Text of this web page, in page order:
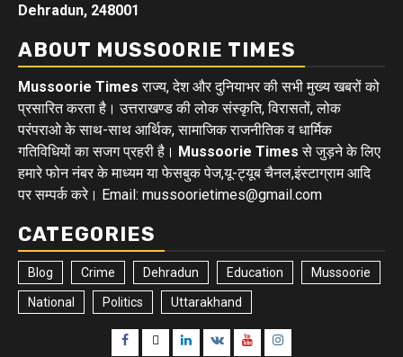
Dehradun, 248001
ABOUT MUSSOORIE TIMES
Mussoorie Times राज्य, देश और दुनियाभर की सभी मुख्य खबरों को
प्रसारित करता है। उत्तराखण्ड की लोक संस्कृति, विरासतों, लोक
परंपराओ के साथ-साथ आर्थिक, सामाजिक राजनीतिक व धार्मिक
गतिविधियों का सजग प्रहरी है। Mussoorie Times से जुड़ने के लिए
हमारे फोन नंबर के माध्यम या फेसबुक पेज,यू-ट्यूब चैनल,इंस्टाग्राम आदि
पर सम्पर्क करे। Email: mussoorietimes@gmail.com
CATEGORIES
Blog Crime Dehradun Education Mussoorie
National Politics Uttarakhand
Facebook
TwitterLinkedin
VK YoutubeInstagram